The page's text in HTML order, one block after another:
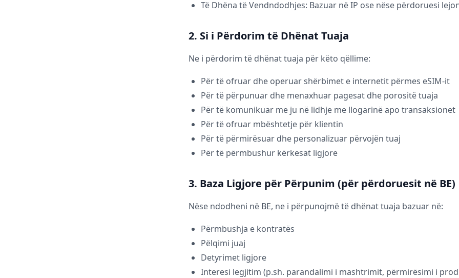
Të Dhëna të Vendndodhjes: Bazuar në IP ose nëse përdoruesi
2. Si i Përdorim të Dhënat Tuaja
Ne i përdorim të dhënat tuaja për këto qëllime:
Për të ofruar dhe operuar shërbimet e internetit përmes eSIM-it
Për të përpunuar dhe menaxhuar pagesat dhe porositë tuaja
Për të komunikuar me ju në lidhje me llogarinë apo transaksionet
Për të ofruar mbështetje për klientin
Për të përmirësuar dhe personalizuar përvojën tuaj
Për të përmbushur kërkesat ligjore
3. Baza Ligjore për Përpunim (për përdoruesit në BE)
Nëse ndodheni në BE, ne i përpunojmë të dhënat tuaja bazuar në:
Përmbushja e kontratës
Pëlqimi juaj
Detyrimet ligjore
Interesi legjitim (p.sh. parandalimi i mashtrimit, përmirësimi i